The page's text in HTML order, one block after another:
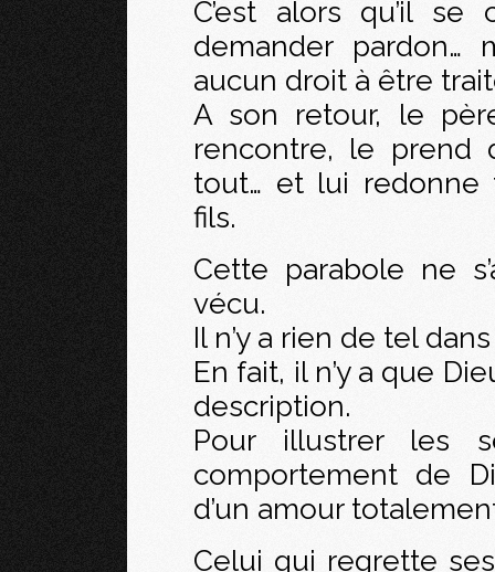
C’est alors qu’il
demander pardon…
aucun droit à être
A son retour, le
rencontre, le prend
tout… et lui redonne
fils.
Cette parabole ne
vécu.
Il n’y a rien de tel
En fait, il n’y a que
description.
Pour illustrer les
comportement de
d’un amour
Celui qui regrette